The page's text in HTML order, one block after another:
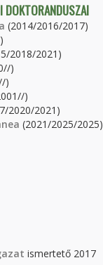
DOKTORANDUSZAI
(2014/2016/2017)
2018/2021)
)
)
)
2020/2021)
(2021/2025/2025)
ismertető 2017